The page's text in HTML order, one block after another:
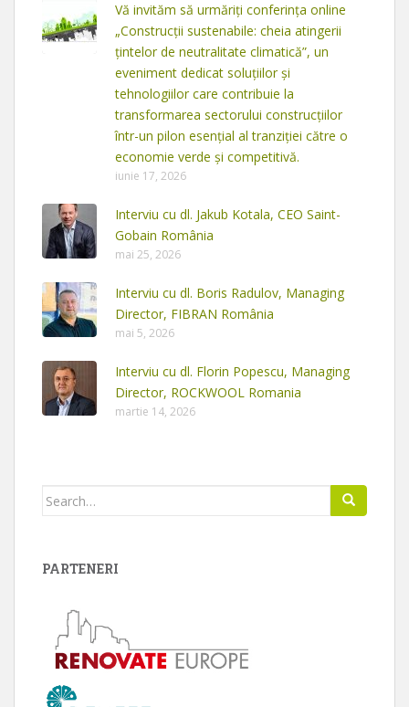
Vă invităm să urmăriți conferința online
„Construcții sustenabile: cheia atingerii
țintelor de neutralitate climatică”, un
eveniment dedicat soluțiilor și
tehnologiilor care contribuie la
transformarea sectorului construcțiilor
într-un pilon esențial al tranziției către o
economie verde și competitivă.
iunie 17, 2026
Interviu cu dl. Jakub Kotala, CEO Saint-
Gobain România
mai 25, 2026
Interviu cu dl. Boris Radulov, Managing
Director, FIBRAN România
mai 5, 2026
Interviu cu dl. Florin Popescu, Managing
Director, ROCKWOOL Romania
martie 14, 2026
Search
PARTENERI